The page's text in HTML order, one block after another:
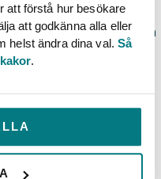
att förstå hur besökare
att godkänna alla eller
helst ändra dina val.Så
.
uppmärksammas och
tacksamma för det
vattenfrågans
och internationellt,
Vatten.
i
av WaterAid, en